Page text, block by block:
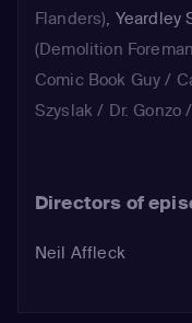
Flanders), Yeardley
(Demolition
Comic Book Guy /
Szyslak / Dr.
Directors of
Neil Affleck